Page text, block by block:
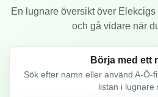
En lugnare översikt över
och gå vidare när
Börja med ett
Sök efter namn eller använd A-Ö-
listan i lugnare